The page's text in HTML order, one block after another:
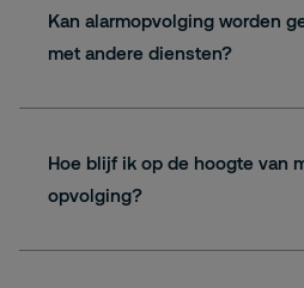
Kan alarmopvolging worden
met andere diensten?
Hoe blijf ik op de hoogte van
opvolging?